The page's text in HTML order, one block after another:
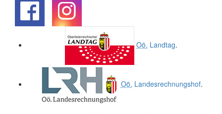
Oö. Landtag.
Oö. Landesrechnungshof.